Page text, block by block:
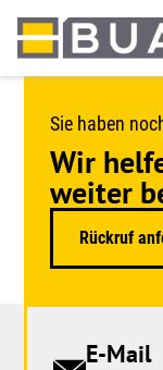
Springe
zum
Sie haben
Wir
weiter
Rückruf
E-Mail